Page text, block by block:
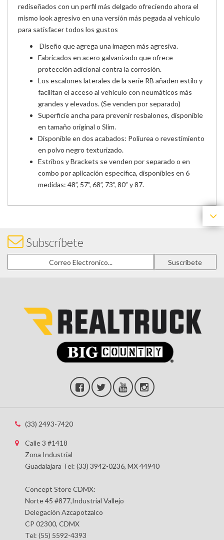
rediseñados con un perfil más delgado ofreciendo ahora el
mismo look agresivo en una versión más pegada al vehículo
para satisfacer todos los gustos
Diseño que agrega una imagen más agresiva.
Fabricados en acero galvanizado que ofrece
protección adicional contra la corrosión.
Los escalones laterales de la serie RB añaden estilo y
facilitan el acceso al vehículo con neumáticos más
grandes y elevados. (Se venden por separado)
Superficie ancha para prevenir resbalones, disponible
en tamaño original o Slim.
Disponible en dos acabados: Poliurea o revestimiento
en polvo negro texturizado.
Estribos y Brackets se venden por separado o en
combo por aplicación específica, disponibles en 6
medidas: 48”, 57”, 68”, 73”, 80” y 87.
Subscríbete
(33) 2493-7420
Calle 3 #1418
Zona Industrial
Guadalajara Tel: (33) 3942-0236, MX 44940
Concept Store CDMX:
Norte 45 #877,Industrial Vallejo
Delegación Azcapotzalco
CP 02300, CDMX
Tel: (55) 5592-4393